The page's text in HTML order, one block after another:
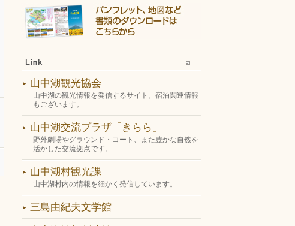
山中湖観光協会
山中湖の観光情報を発信するサイト。宿泊関連情報
もございます。
山中湖交流プラザ「きらら」
野外劇場やグラウンド・コート、また豊かな自然を
活かした交流拠点です。
山中湖村観光課
山中湖村内の情報を細かく発信しています。
三島由紀夫文学館